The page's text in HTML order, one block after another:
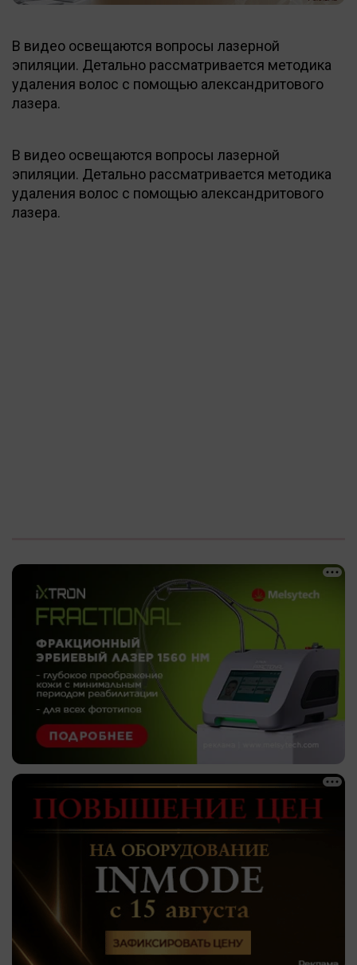
В видео освещаются вопросы лазерной
эпиляции. Детально рассматривается методика
удаления волос с помощью александритового
лазера.
В видео освещаются вопросы лазерной
эпиляции. Детально рассматривается методика
удаления волос с помощью александритового
лазера.